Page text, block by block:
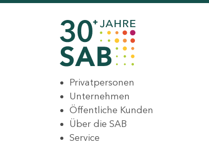
Privatpersonen
Unternehmen
Öffentliche Kunden
Über die SAB
Service